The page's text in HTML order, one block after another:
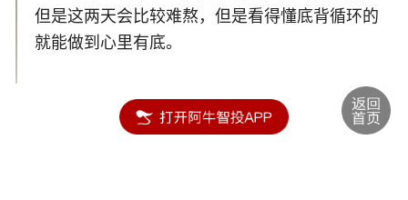
但是这两天会比较难熬，但是看得懂底背循环的
就能做到心里有底。